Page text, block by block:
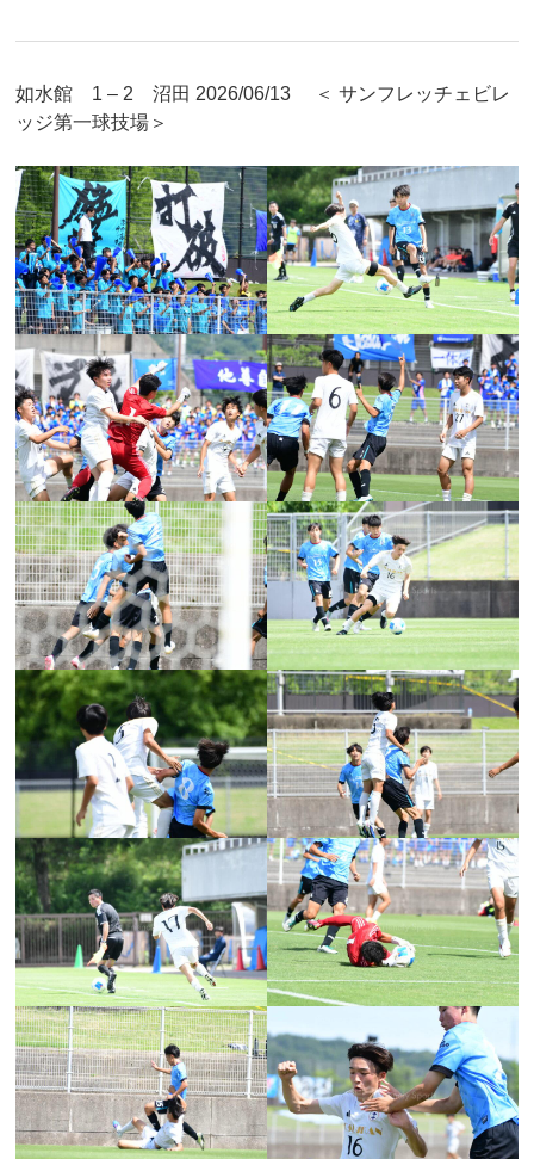
如水館 1 – 2 沼田 2026/06/13 ＜ サンフレッチェビレ
ッジ第一球技場＞